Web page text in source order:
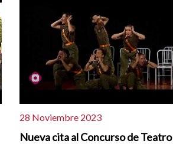
28 Noviembre 2023
Nueva cita al Concurso de Teatro